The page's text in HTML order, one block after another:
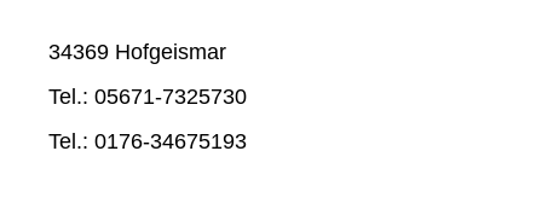
34369 Hofgeismar
Tel.: 05671-7325730
Tel.: 0176-34675193